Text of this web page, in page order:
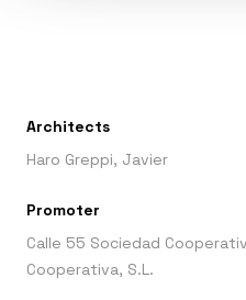
Architects
Haro Greppi, Javier
Promoter
Calle 55 Sociedad
Cooperativa, S.L.